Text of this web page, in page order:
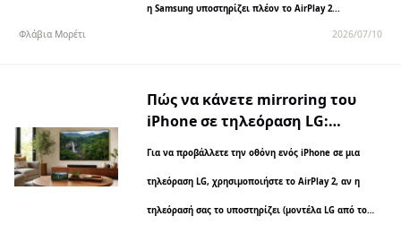
η Samsung υποστηρίζει πλέον το AirPlay 2...
Φλάβια Μορέτι 2026/07/10
Πώς να κάνετε mirroring του
iPhone σε τηλεόραση LG:
εφαρμογές (2026)
Για να προβάλλετε την οθόνη ενός iPhone σε μια
τηλεόραση LG, χρησιμοποιήστε το AirPlay 2, αν η
τηλεόρασή σας το υποστηρίζει (μοντέλα LG από το